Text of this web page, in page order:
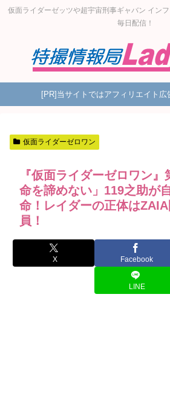
仮面ライダーゼッツや超宇宙刑事ギャバン イン
毎日配信！
[PR]当サイトではアフィリエイト広
仮面ライダーゼロワン
『仮面ライダーゼロワン
命を諦めない」119之助が
命！レイダーの正体は
員！
X Facebook
LINE